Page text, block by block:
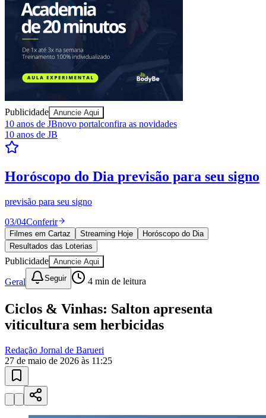
Publicidade Anuncie Aqui
10 anos de JBnovo portalconfira as novidades
10 anos de JB
Resultados das Loterias confira se ganhou
Mega-Sena, Quina, Lotofácil e todos os jogos. Resultado
04/04Ver resultados
Filmes em Cartaz Streaming Hoje
Resultados das Loterias
Publicidade Anuncie Aqui
Seguir
Ciclos & Vinhas: Salton apresenta
Redação Jornal de Barueri
27 de maio de 2026 às 11:25